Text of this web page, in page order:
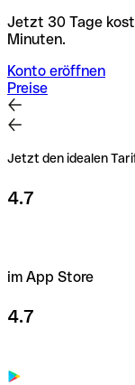
Jetzt 30 Tage
Minuten.
Konto eröffnen
Preise
Jetzt den idealen
4.7
im App Store
4.7